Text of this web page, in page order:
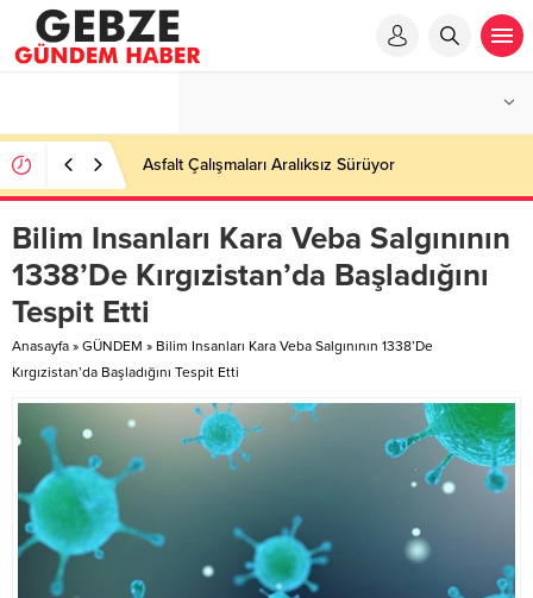
Asfalt Çalışmaları Aralıksız Sürüyor
Bilim Insanları Kara Veba Salgınının
1338’De Kırgızistan’da Başladığını
Tespit Etti
Anasayfa » GÜNDEM » Bilim Insanları Kara Veba Salgınının 1338’De
Kırgızistan’da Başladığını Tespit Etti